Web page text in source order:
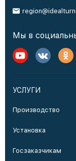
Мы в
УСЛУГИ
Производство
Установка
Госзаказчикам